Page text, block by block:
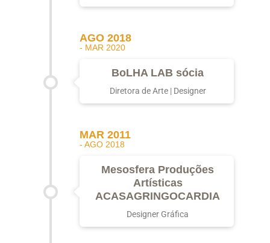
AGO 2018
- MAR 2020
BoLHA LAB sócia
Diretora de Arte | Designer
MAR 2011
- AGO 2018
Mesosfera Produções
Artísticas
ACASAGRINGOCARDIA
Designer Gráfica